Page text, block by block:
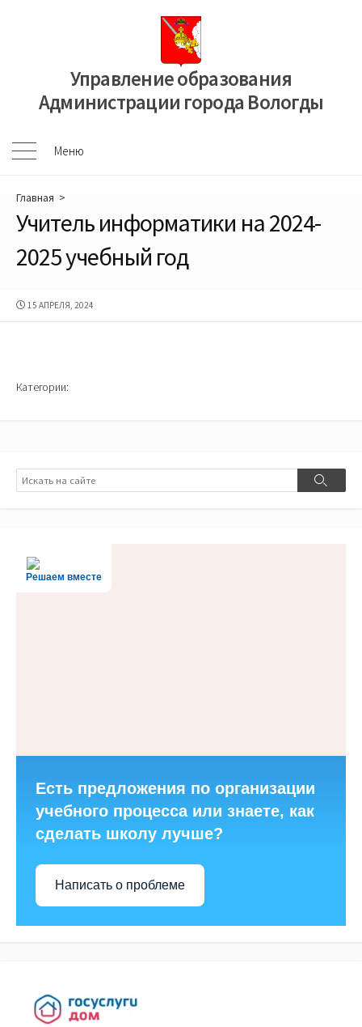
Управление образования
Администрации города Вологды
Меню
Меню
Главная >
Учитель информатики на 2024-
2025 учебный год
ДАТА
15 АПРЕЛЯ, 2024
Категории:
Поиск
Поиск
Решаем вместе
Есть предложения по организации
учебного процесса или знаете, как
сделать школу лучше?
Написать о проблеме